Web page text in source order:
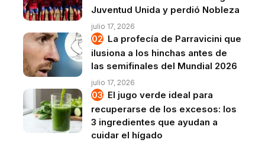
Juventud Unida y perdió Nobleza
julio 17, 2026
La profecía de Parravicini que
ilusiona a los hinchas antes de
las semifinales del Mundial 2026
julio 17, 2026
El jugo verde ideal para
recuperarse de los excesos: los
3 ingredientes que ayudan a
cuidar el hígado